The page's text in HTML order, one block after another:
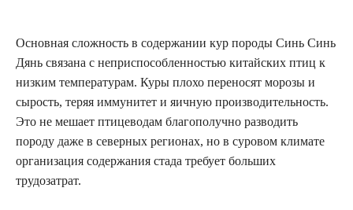
Основная сложность в содержании кур породы Синь Синь
Дянь связана с неприспособленностью китайских птиц к
низким температурам. Куры плохо переносят морозы и
сырость, теряя иммунитет и яичную производительность.
Это не мешает птицеводам благополучно разводить
породу даже в северных регионах, но в суровом климате
организация содержания стада требует больших
трудозатрат.